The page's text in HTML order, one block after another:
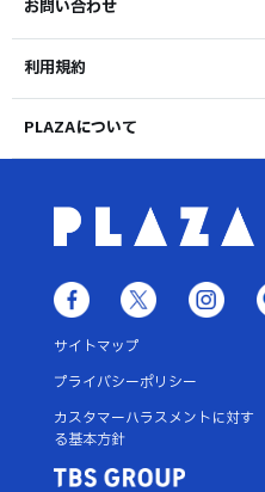
お問い合わせ
利用規約
PLAZAについて
サイトマップ
プライバシーポリシー
カスタマーハラスメントに対す
る基本方針